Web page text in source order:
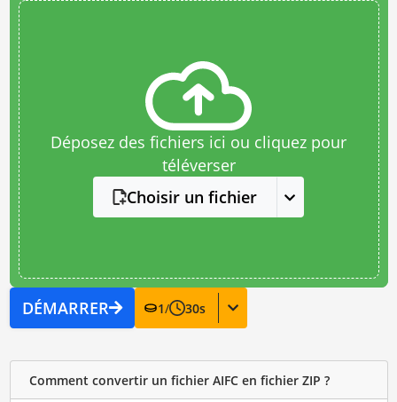
Déposez des fichiers ici ou cliquez pour
téléverser
Choisir un fichier
DÉMARRER 1/ 30s
Comment convertir un fichier AIFC en fichier ZIP ?